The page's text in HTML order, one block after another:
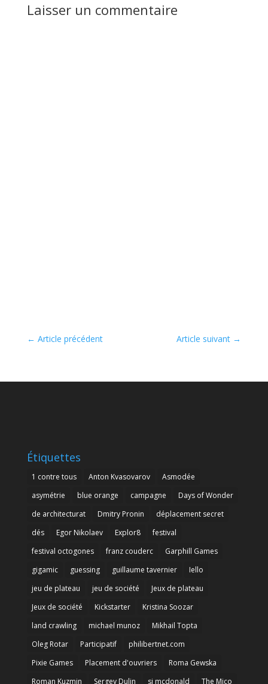
Laisser un commentaire
← Article précédent Article suivant →
Étiquettes
1 contre tous Anton Kvasovarov
Asmodée
asymétrie
blue orange campagne
Days of Wonder
de architecturat
Dmitry Pronin
déplacement secret
dés
Egor Nikolaev Explor8
festival
festival octogones
franz couderc
Garphill Games
gigamic
guessing guillaume tavernier
Iello
jeu de plateau
jeu de société
Jeux de plateau
Jeux de société
Kickstarter
Kristina Soozar
land crawling
michael munoz
Mikhail Topta
Oleg Rotar
Participatif
philibertnet.com
Pixie Games
Placement d'ouvriers
Roma Gewska
Roman Kuzmin
Sergey Dulin sj mcdonald The Mico